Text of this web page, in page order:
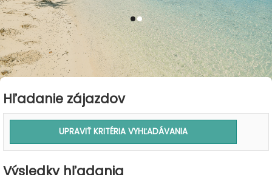
1 2
Hľadanie zájazdov
Výsledky hľadania